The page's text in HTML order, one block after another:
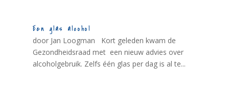
Een glas alcohol
door Jan Loogman Kort geleden kwam de
Gezondheidsraad met een nieuw advies over
alcoholgebruik. Zelfs één glas per dag is al te...